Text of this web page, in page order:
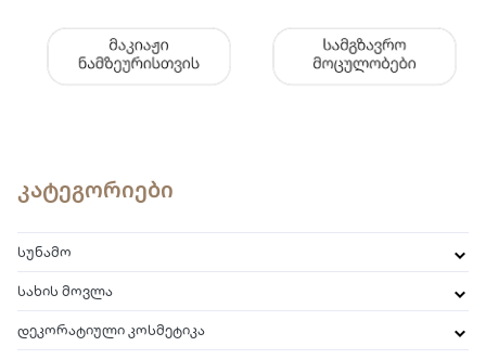
კატეგორიები
სუნამო
სახის მოვლა
დეკორატიული კოსმეტიკა